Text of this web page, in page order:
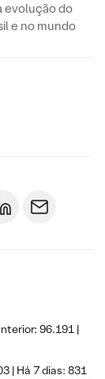
evolução do
e no mundo
96.191 |
| Há 7 dias: 831